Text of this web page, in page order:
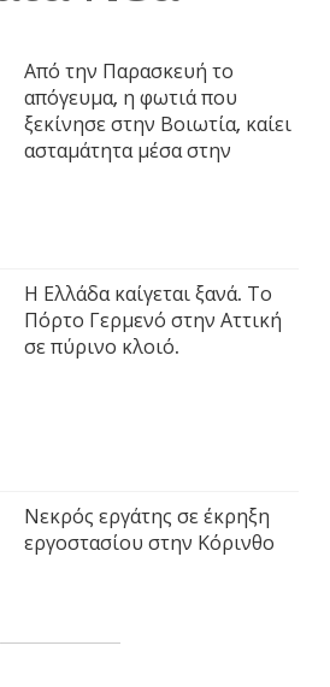
Από την Παρασκευή το
απόγευμα, η φωτιά που
ξεκίνησε στην Βοιωτία, καίει
ασταμάτητα μέσα στην
Η Ελλάδα καίγεται ξανά. Το
Πόρτο Γερμενό στην Αττική
σε πύρινο κλοιό.
Νεκρός εργάτης σε έκρηξη
εργοστασίου στην Κόρινθο